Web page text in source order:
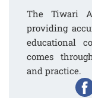
The Tiwari
providing
educational
comes
and practice.